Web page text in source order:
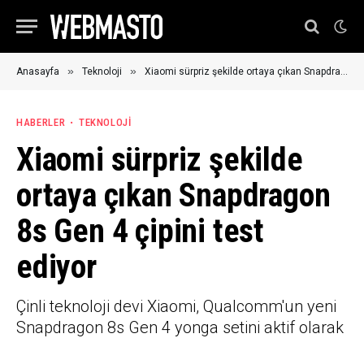
Anasayfa » Teknoloji » Xiaomi sürpriz şekilde ortaya çıkan Snapdragon 8s Gen 4 çipini test ediyor
HABERLER TEKNOLOJI
Xiaomi sürpriz şekilde
ortaya çıkan Snapdragon
8s Gen 4 çipini test
ediyor
Çinli teknoloji devi Xiaomi, Qualcomm'un yeni
Snapdragon 8s Gen 4 yonga setini aktif olarak